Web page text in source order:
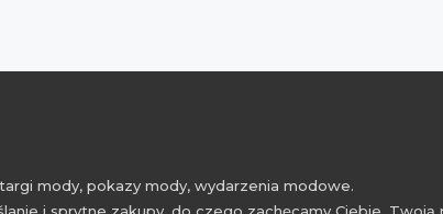
mody, pokazy mody, wydarzenia modowe.
i sprytne zakupy, do czego zachęcamy Ciebie,